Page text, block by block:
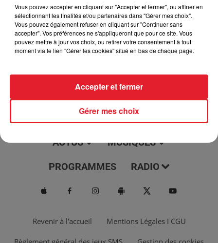
Aline et Laura pour vous réveiller sur Urban hit. Au
programme : le jeu des 30 secondes chrono, le sondage du
jour, l'info moulaga, le saviez-vous...
ACTUS MUSIQUES
PROGRAMMES RADIO
Revenir à l'accueil Mentions Légales I CGU
Vous pouvez accepter en cliquant sur "Accepter et fermer", ou affiner en
sélectionnant les finalités et/ou partenaires dans "Gérer mes choix".
Vous pouvez également refuser en cliquant sur "Continuer sans
accepter". Vos préférences ne s'appliqueront que pour ce site. Vous
pouvez mettre à jour vos choix, ou retirer votre consentement à tout
moment via le lien "Gérer les cookies" situé en bas de chaque page.
Gérer mes choix
Accepter et fermer